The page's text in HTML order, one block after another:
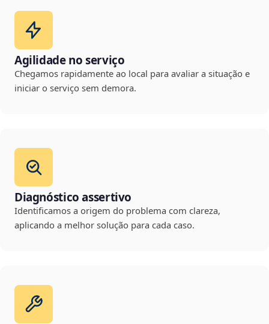
Agilidade no serviço
Chegamos rapidamente ao local para avaliar a situação e
iniciar o serviço sem demora.
Diagnóstico assertivo
Identificamos a origem do problema com clareza,
aplicando a melhor solução para cada caso.